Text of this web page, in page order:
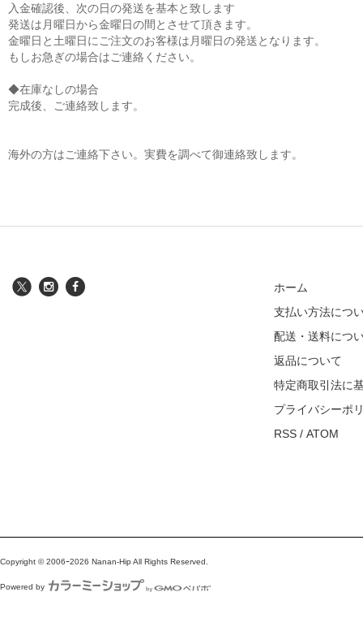
入金確認後、次の日の発送を基本と致します
発送は月曜日から金曜日の間とさせて頂きます。
金曜日と土曜日にご注文のお客様は月曜日の発送となります。
もしお急ぎの場合はご連絡ください。
◆在庫なしの場合
完成後、ご連絡致します。
海外の方はご連絡下さい。実費を調べて御連絡致します。
ホーム
支払い方法につ
配送・送料につ
返品について
特定商取引法に
プライバシーポ
RSS / ATOM
Copyright © 2006ｰ2026 Nanan-Hip All Rights Reserved.
Powered by